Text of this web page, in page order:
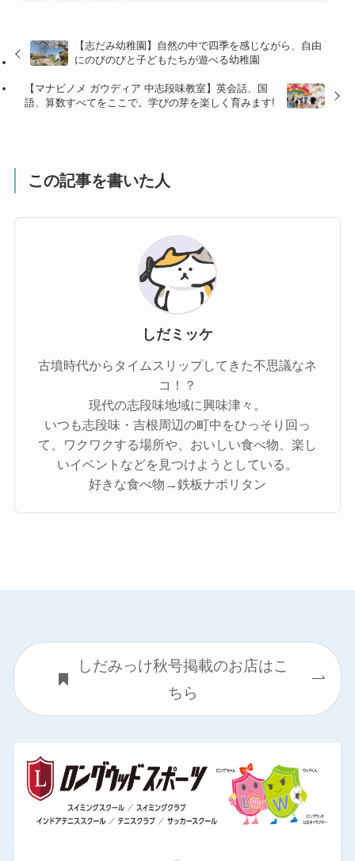
【志だみ幼稚園】自然の中で四季を感じながら、自由
にのびのびと子どもたちが遊べる幼稚園
【マナビノメ ガウディア 中志段味教室】英会話、国
語、算数すべてをここで。学びの芽を楽しく育みます!
この記事を書いた人
しだミッケ
古墳時代からタイムスリップしてきた不思議なネ
コ！？
現代の志段味地域に興味津々。
いつも志段味・吉根周辺の町中をひっそり回っ
て、ワクワクする場所や、おいしい食べ物、楽し
いイベントなどを見つけようとしている。
好きな食べ物→鉄板ナポリタン
しだみっけ秋号掲載のお店はこ
ちら